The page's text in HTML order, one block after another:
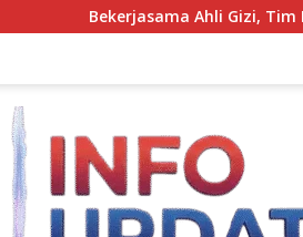
Gizi, Tim Nakes UPT Puskesmas